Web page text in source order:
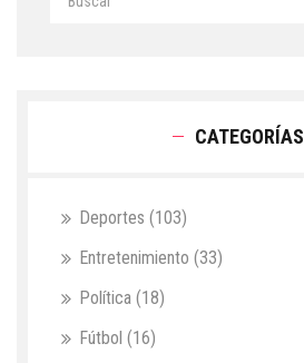
CATEGORÍAS
Deportes (103)
Entretenimiento (33)
Política (18)
Fútbol (16)